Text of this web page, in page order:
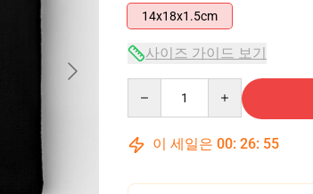
14x18x1.5cm
사이즈 가이드 보기
이 세일은 00: 26: 54